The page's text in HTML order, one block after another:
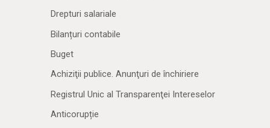
Drepturi salariale
Bilanțuri contabile
Buget
Achiziţii publice. Anunţuri de închiriere
Registrul Unic al Transparenţei Intereselor
Anticorupție